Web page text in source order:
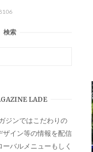
検索
LADE
ジンではこだわりの
ザイン等の情報を配信
ーバルメニューもしく